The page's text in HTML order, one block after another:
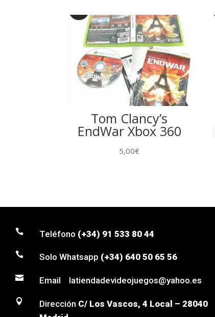
Tom Clancy’s
EndWar Xbox 360
5,00€
 Teléfono (+34) 91 533 80 44
 Solo Whatsapp (+34) 640 50 65 56
 Email latiendadevideojuegos@yahoo.es
 Dirección C/ Los Vascos, 4 Local – 28040